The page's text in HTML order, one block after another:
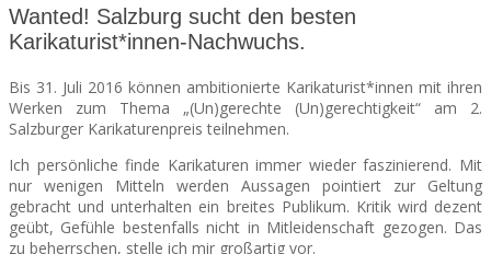
THE
CHEAP
SEATS
Wanted! Salzburg sucht den besten
Karikaturist*innen-Nachwuchs.
Bis 31. Juli 2016 können ambitionierte Karikaturist*innen mit ihren
Werken zum Thema „(Un)gerechte (Un)gerechtigkeit“ am 2.
Salzburger Karikaturenpreis teilnehmen.
Ich persönliche finde Karikaturen immer wieder faszinierend. Mit
nur wenigen Mitteln werden Aussagen pointiert zur Geltung
gebracht und unterhalten ein breites Publikum. Kritik wird dezent
geübt, Gefühle bestenfalls nicht in Mitleidenschaft gezogen. Das
zu beherrschen, stelle ich mir großartig vor.